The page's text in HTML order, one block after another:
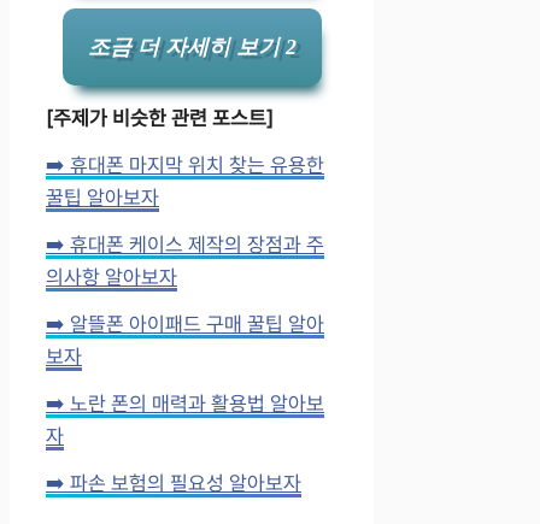
조금 더 자세히 보기 2
[주제가 비슷한 관련 포스트]
➡️ 휴대폰 마지막 위치 찾는 유용한
꿀팁 알아보자
➡️ 휴대폰 케이스 제작의 장점과 주
의사항 알아보자
➡️ 알뜰폰 아이패드 구매 꿀팁 알아
보자
➡️ 노란 폰의 매력과 활용법 알아보
자
➡️ 파손 보험의 필요성 알아보자